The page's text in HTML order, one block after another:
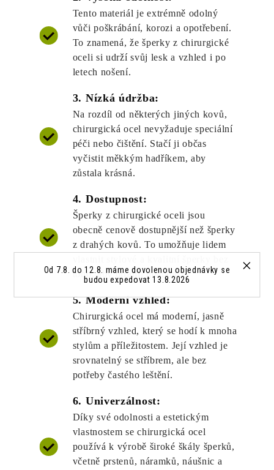
Od 7.8. do 12.8. máme dovolenou objednávky se
budou expedovat 13.8.2026
Tento materiál je extrémně odolný
vůči poškrábání, korozi a opotřebení.
To znamená, že šperky z chirurgické
oceli si udrží svůj lesk a vzhled i po
letech nošení.
3. Nízká údržba:
Na rozdíl od některých jiných kovů,
chirurgická ocel nevyžaduje speciální
péči nebo čištění. Stačí ji občas
vyčistit měkkým hadříkem, aby
zůstala krásná.
4. Dostupnost:
Šperky z chirurgické oceli jsou
obecně cenově dostupnější než šperky
z drahých kovů. To umožňuje lidem
toho, aby utratili majlant.
5. Moderní vzhled:
Chirurgická ocel má moderní, jasně
stříbrný vzhled, který se hodí k mnoha
stylům a příležitostem. Její vzhled je
srovnatelný se stříbrem, ale bez
potřeby častého leštění.
6. Univerzálnost:
Díky své odolnosti a estetickým
vlastnostem se chirurgická ocel
používá k výrobě široké škály šperků,
včetně prstenů, náramků, náušnic a